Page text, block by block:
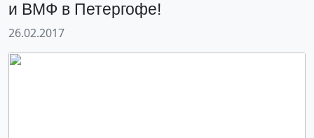
и ВМФ в Петергофе!
26.02.2017